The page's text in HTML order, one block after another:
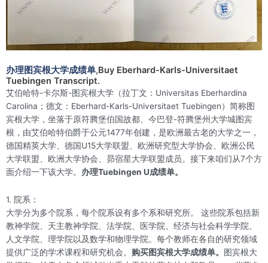
办理图宾根大学成绩单,Buy Eberhard-Karls-Universitaet
Tuebingen Transcript.
艾伯哈特-卡尔斯-图宾根大学（拉丁文：Universitas Eberhardina
Carolina；德文：Eberhard-Karls-Universitaet Tuebingen）简称图
宾根大学，坐落于原符腾堡伯国故都、今巴登-符腾堡州大学城图宾
根，由艾伯哈特伯爵于公元1477年创建，是欧洲最古老的大学之一，
德国精英大学、德国U15大学联盟、欧洲研究型大学协会、欧洲公民
大学联盟、欧洲大学协会、昴宿星大学联盟成员。接下来咱们从7个方
面介绍一下该大学。 办理Tuebingen U成绩单。
1. 院系：
大学分为多个院系，每个院系设有多个系和研究所。 这些院系包括新
教神学院、天主教神学院、法学院、医学院、经济与社会科学学院、
人文学院、理学院以及数学和物理学院。每个教师在各自的研究领域
提供广泛的学术课程和研究机会。 购买图宾根大学成绩单。
图宾根大